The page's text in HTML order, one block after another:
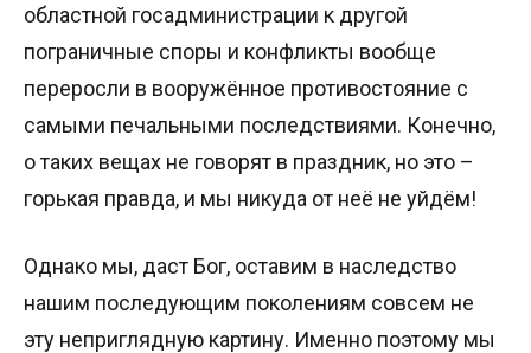
областной госадминистрации к другой
пограничные споры и конфликты вообще
переросли в вооружённое противостояние с
самыми печальными последствиями. Конечно,
о таких вещах не говорят в праздник, но это –
горькая правда, и мы никуда от неё не уйдём!
Однако мы, даст Бог, оставим в наследство
нашим последующим поколениям совсем не
эту неприглядную картину. Именно поэтому мы